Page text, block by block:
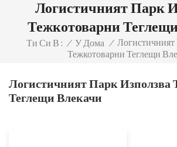
Логистичният Парк
Тежкотоварни
Ти Си В : / У Дома /
Тежкотоварни Теглещи
Логистичният Парк Използва
Теглещи Влекачи